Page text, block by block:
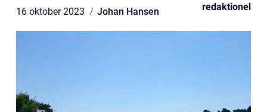
16 oktober 2023 Johan Hansen redaktionel